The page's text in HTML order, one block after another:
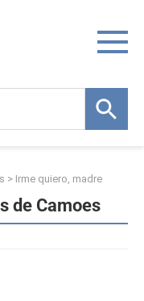
> Irme quiero, madre
de Camoes